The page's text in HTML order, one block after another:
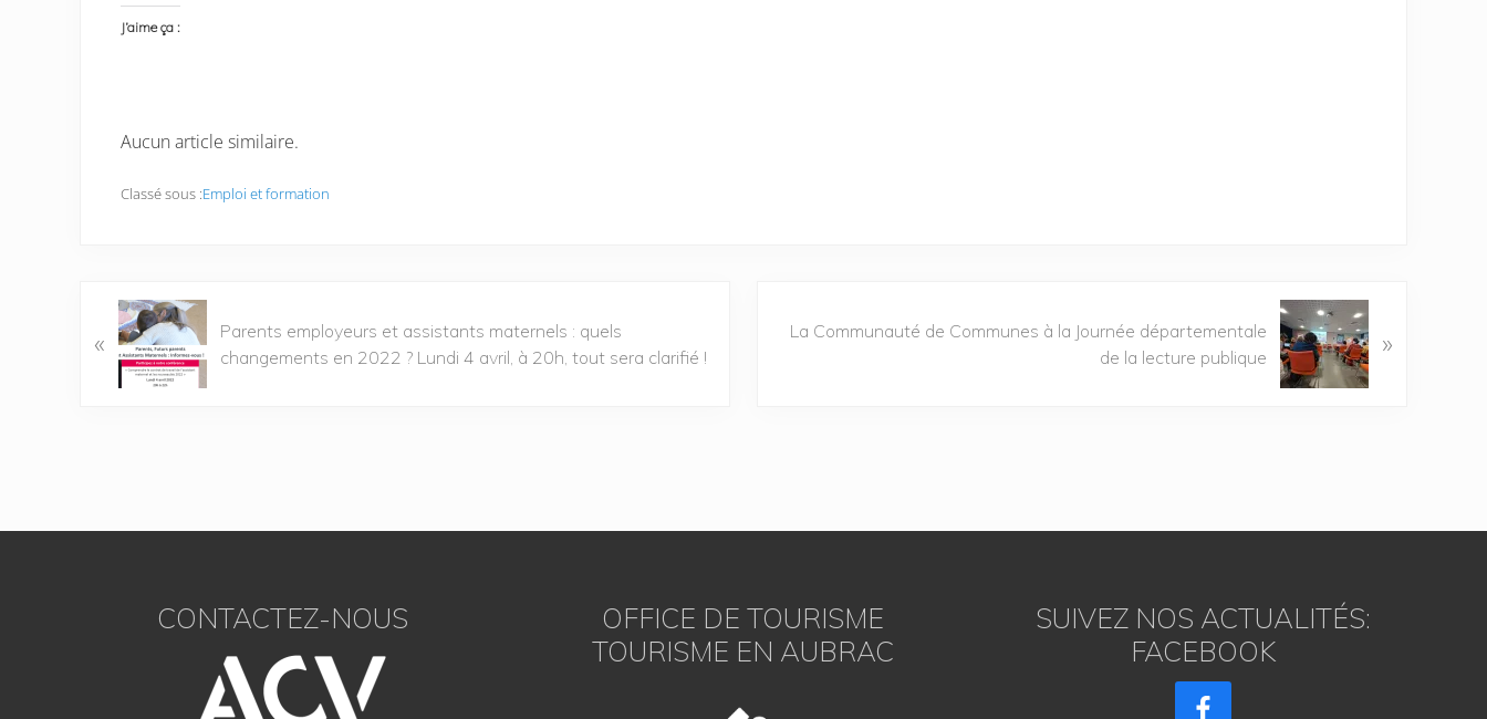
J’aime ça :
Aucun article similaire.
Classé sous :Emploi et formation
«
Parents employeurs et assistants maternels : quels
changements en 2022 ? Lundi 4 avril, à 20h, tout sera clarifié !
La Communauté de Communes à la Journée départementale
de la lecture publique
»
CONTACTEZ-NOUS
OFFICE DE TOURISME
TOURISME EN AUBRAC
SUIVEZ NOS ACTUALITÉS:
FACEBOOK